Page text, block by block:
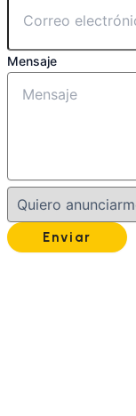
Mensaje
Enviar